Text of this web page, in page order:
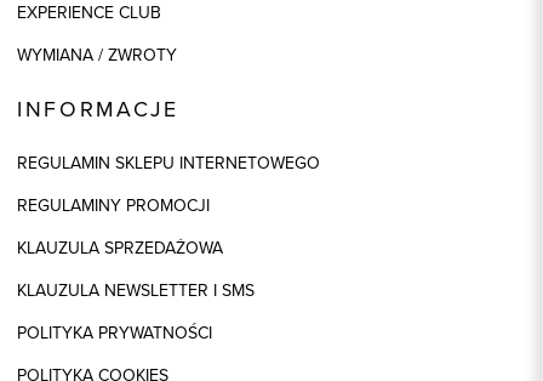
EXPERIENCE CLUB
WYMIANA / ZWROTY
INFORMACJE
REGULAMIN SKLEPU INTERNETOWEGO
REGULAMINY PROMOCJI
KLAUZULA SPRZEDAŻOWA
KLAUZULA NEWSLETTER I SMS
POLITYKA PRYWATNOŚCI
POLITYKA COOKIES